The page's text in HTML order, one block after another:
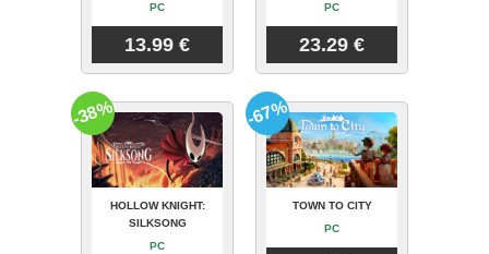
PC
13.99 €
PC
23.29 €
HOLLOW KNIGHT:
SILKSONG
PC
-38%
TOWN TO CITY
PC
-67%